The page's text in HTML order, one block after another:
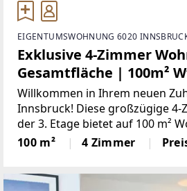
EIGENTUMSWOHNUNG 6020
Exklusive 4-Zimmer
Gesamtfläche | 100m²
Südwestausrichtung |
Einrichtung | Bergblick
Willkommen in Ihrem neuen
Innsbruck! Diese großzügige 4-
der 3. Etage bietet auf 100 m²
Gesamtfläche) alles, was das
ausmacht. Die Wohnung wurde
100 m² 4 Zimmer